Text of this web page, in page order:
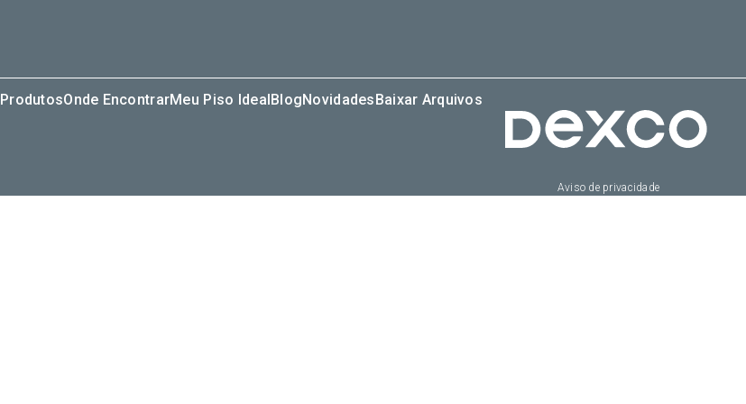
ProdutosOnde EncontrarMeu Piso IdealBlogNovidadesBaixar Arquivos
Aviso de privacidade